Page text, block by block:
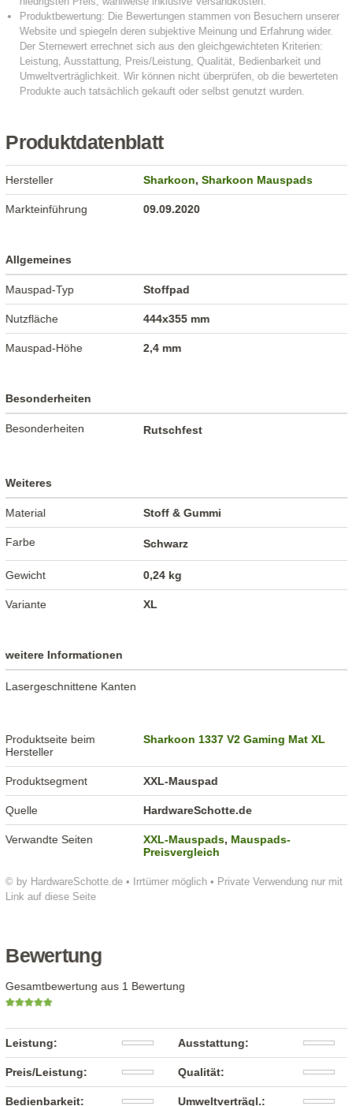
Produktdatenblatt
© by HardwareSchotte.de • Irrtümer möglich • Private Verwendung nur mit
Link auf diese Seite
Hersteller Sharkoon,Sharkoon Mauspads
Markteinführung 09.09.2020
Allgemeines
Mauspad-Typ Stoffpad
Nutzfläche 444x355 mm
Mauspad-Höhe 2,4 mm
Besonderheiten
Besonderheiten Rutschfest
Weiteres
Material Stoff & Gummi
Farbe Schwarz
Gewicht 0,24 kg
Variante XL
weitere Informationen
Lasergeschnittene Kanten
Produktseite beim
Hersteller
Sharkoon 1337 V2 Gaming Mat XL
Produktsegment XXL-Mauspad
Quelle HardwareSchotte.de
Verwandte Seiten XXL-Mauspads,Mauspads-
Preisvergleich
Bewertung
Gesamtbewertung aus 1 Bewertung
Leistung: Ausstattung:
Preis/Leistung: Qualität:
Bedienbarkeit: Umweltverträgl.: